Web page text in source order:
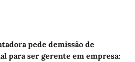
pede demissão de
para ser gerente em empresa: